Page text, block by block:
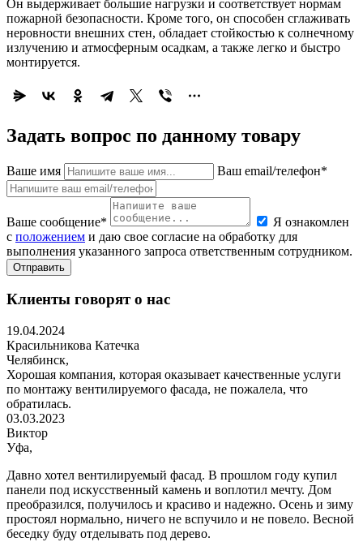
Он выдерживает большие нагрузки и соответствует нормам
пожарной безопасности. Кроме того, он способен сглаживать
неровности внешних стен, обладает стойкостью к солнечному
излучению и атмосферным осадкам, а также легко и быстро
монтируется.
Задать вопрос по данному товару
Ваше имя Ваш email/телефон*
Ваше сообщение*
Я ознакомлен
с положением и даю свое согласие на обработку для
выполнения указанного запроса ответственным сотрудником.
Отправить
Клиенты говорят о нас
19.04.2024
Красильникова Катечка
Челябинск,
Хорошая компания, которая оказывает качественные услуги
по монтажу вентилируемого фасада, не пожалела, что
обратилась.
03.03.2023
Виктор
Уфа,
Давно хотел вентилируемый фасад. В прошлом году купил
панели под искусственный камень и воплотил мечту. Дом
преобразился, получилось и красиво и надежно. Осень и зиму
простоял нормально, ничего не вспучило и не повело. Весной
беседку буду отделывать под дерево.